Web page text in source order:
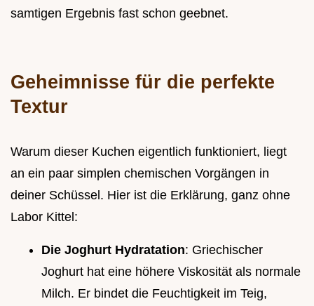
samtigen Ergebnis fast schon geebnet.
Geheimnisse für die perfekte
Textur
Warum dieser Kuchen eigentlich funktioniert, liegt
an ein paar simplen chemischen Vorgängen in
deiner Schüssel. Hier ist die Erklärung, ganz ohne
Labor Kittel:
Die Joghurt Hydratation: Griechischer
Joghurt hat eine höhere Viskosität als normale
Milch. Er bindet die Feuchtigkeit im Teig,